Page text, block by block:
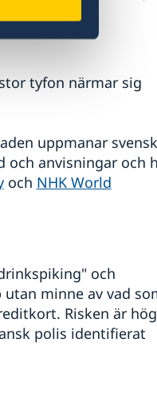
tyfon närmar sig
uppmanar
anvisningar och
och NHK World
och
minne av vad
Risken är
polis identifierat